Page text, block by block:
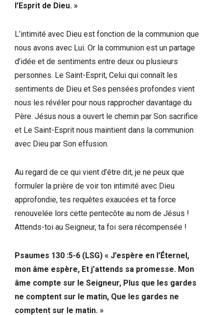
l’Esprit de Dieu. »
L’intimité avec Dieu est fonction de la communion que
nous avons avec Lui. Or la communion est un partage
d’idée et de sentiments entre deux ou plusieurs
personnes. Le Saint-Esprit, Celui qui connaît les
sentiments de Dieu et Ses pensées profondes vient
nous les révéler pour nous rapprocher davantage du
Père. Jésus nous a ouvert le chemin par Son sacrifice
et Le Saint-Esprit nous maintient dans la communion
avec Dieu par Son effusion.
Au regard de ce qui vient d’être dit, je ne peux que
formuler la prière de voir ton intimité avec Dieu
approfondie, tes requêtes exaucées et ta force
renouvelée lors cette pentecôte au nom de Jésus !
Attends-toi au Seigneur, ta foi sera récompensée !
Psaumes 130 :5-6 (LSG) « J’espère en l’Éternel,
mon âme espère, Et j’attends sa promesse. Mon
âme compte sur le Seigneur, Plus que les gardes
ne comptent sur le matin, Que les gardes ne
comptent sur le matin. »